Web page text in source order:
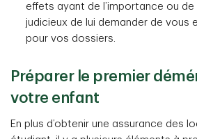
effets ayant de l’importance ou de
judicieux de lui demander de vous
pour vos dossiers.
Préparer le premier
votre enfant
En plus d’obtenir une assurance des